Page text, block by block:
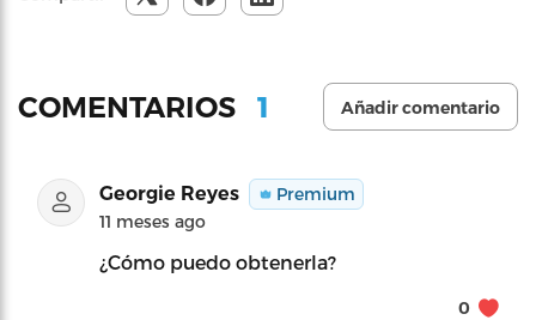
COMENTARIOS 1 Añadir comentario
Georgie Reyes
Premium
11 meses ago
¿Cómo puedo obtenerla?
0